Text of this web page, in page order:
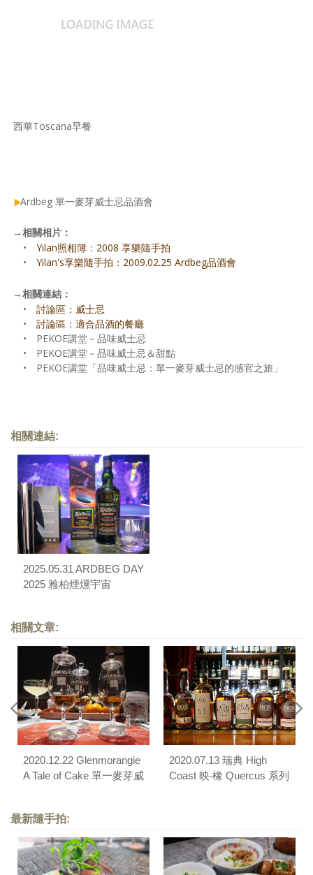
西華Toscana早餐
Ardbeg 單一麥芽威士忌品酒會
→相關相片：
•
Yilan照相簿：2008 享樂隨手拍
•
Yilan's享樂隨手拍：2009.02.25 Ardbeg品酒會
→相關連結：
•
討論區：威士忌
•
討論區：適合品酒的餐廳
•
PEKOE講堂－品味威士忌
•
PEKOE講堂－品味威士忌＆甜點
•
PEKOE講堂「品味威士忌：單一麥芽威士忌的感官之旅」
相關連結:
2025.05.31 ARDBEG DAY
2025 雅柏煙燻宇宙
相關文章:
2020.12.22 Glenmorangie
A Tale of Cake 單一麥芽威
2020.07.13 瑞典 High
Coast 映‧橡 Quercus 系列
最新隨手拍: